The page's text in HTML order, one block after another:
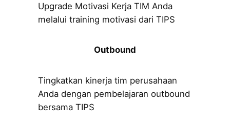
Upgrade Motivasi Kerja TIM Anda
melalui training motivasi dari TIPS
Outbound
Tingkatkan kinerja tim perusahaan
Anda dengan pembelajaran outbound
bersama TIPS